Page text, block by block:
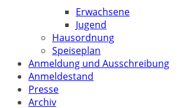
Erwachsene
Jugend
Hausordnung
Speiseplan
Anmeldung und Ausschreibung
Anmeldestand
Presse
Archiv